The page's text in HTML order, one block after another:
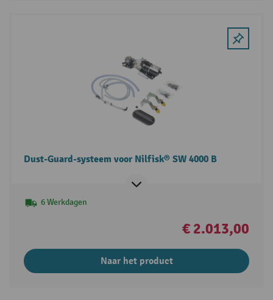
Dust-Guard-systeem voor Nilfisk® SW 4000 B
6 Werkdagen
€ 2.013,00
Naar het product